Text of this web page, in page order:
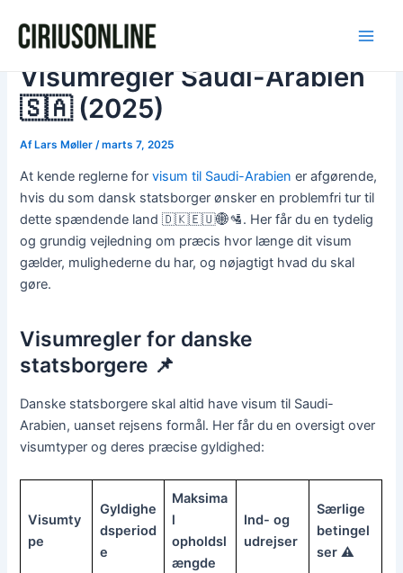
indholdet
Visumregler Saudi-Arabien
🇸🇦 (2025)
AfLars Møller /marts 7, 2025
At kende reglerne forvisum til Saudi-Arabien er afgørende,
hvis du som dansk statsborger ønsker en problemfri tur til
dette spændende land 🇩🇰🇪🇺🌐🛂. Her får du en tydelig
og grundig vejledning om præcis hvor længe dit visum
gælder, mulighederne du har, og nøjagtigt hvad du skal
gøre.
Visumregler for danske
statsborgere 📌
Danske statsborgere skal altid have visum til Saudi-
Arabien, uanset rejsens formål. Her får du en oversigt over
visumtyper og deres præcise gyldighed:
Visumty
pe
Gyldighe
dsperiod
e
Maksima
l
opholdsl
ængde
Ind- og
udrejser
Særlige
betingel
ser ⚠️
navigation